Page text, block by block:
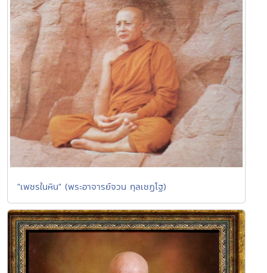
"เพชรในหิน" (พระอาจารย์จวน กุลเชฏโฐ)